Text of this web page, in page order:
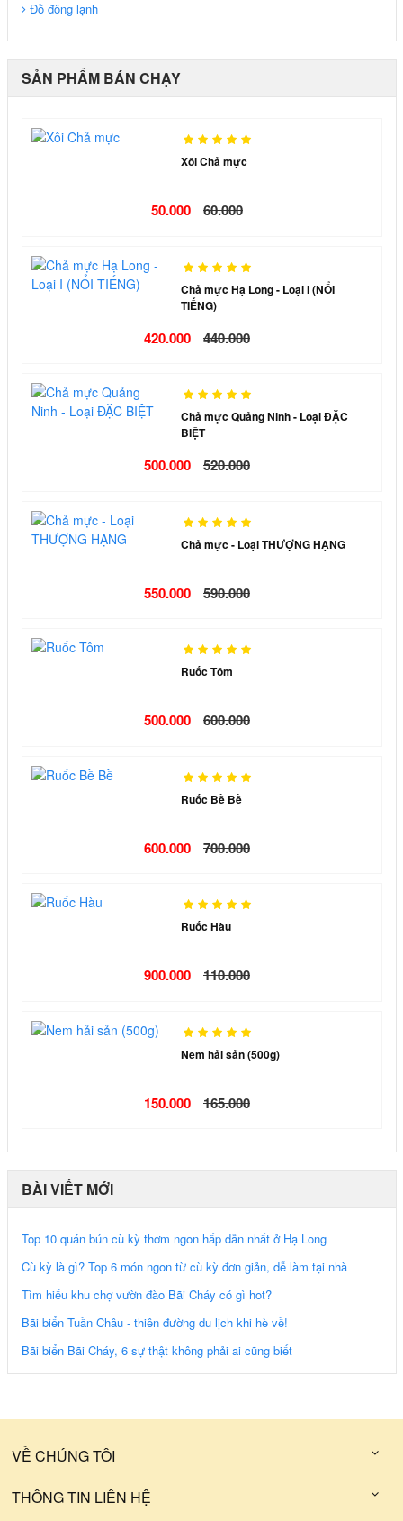
Đồ đông lạnh
SẢN PHẨM BÁN CHẠY
Xôi Chả mực
50.000 60.000
Chả mực Hạ Long - Loại I (NỔI
TIẾNG)
420.000 440.000
Chả mực Quảng Ninh - Loại ĐẶC
BIỆT
500.000 520.000
Chả mực - Loại THƯỢNG HẠNG
550.000 590.000
Ruốc Tôm
500.000 600.000
Ruốc Bề Bề
600.000 700.000
Ruốc Hàu
900.000 110.000
Nem hải sản (500g)
150.000 165.000
BÀI VIẾT MỚI
Top 10 quán bún cù kỳ thơm ngon hấp dẫn nhất ở Hạ Long
Cù kỳ là gì? Top 6 món ngon từ cù kỳ đơn giản, dễ làm tại nhà
Tìm hiểu khu chợ vườn đào Bãi Cháy có gì hot?
Bãi biển Tuần Châu - thiên đường du lịch khi hè về!
Bãi biển Bãi Cháy, 6 sự thật không phải ai cũng biết
VỀ CHÚNG TÔI
THÔNG TIN LIÊN HỆ